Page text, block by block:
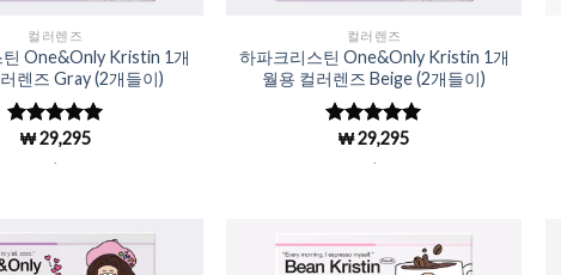
컬러렌즈
틴 One&Only Kristin 1개
렌즈 Gray (2개들이)
5 중에서
로 평
₩29,295
컬러렌즈
하파크리스틴 One&Only Kristin 1개
월용 컬러렌즈 Beige (2개들이)
5 중에서
로 평
₩29,295